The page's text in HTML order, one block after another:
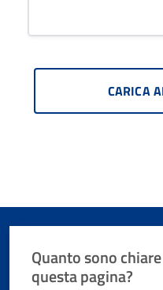
CARICA
Quanto sono
questa pagina?